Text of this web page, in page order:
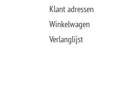
Klant adressen
Winkelwagen
Verlanglijst